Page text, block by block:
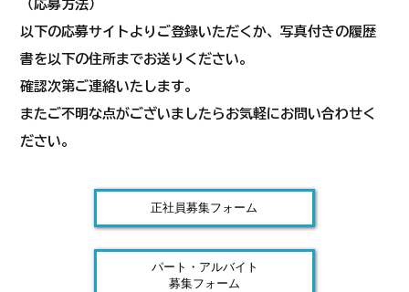
（応募方法）
以下の応募サイトよりご登録いただくか、写真付きの履歴
書を以下の住所までお送りください。
確認次第ご連絡いたします。
​またご不明な点がございましたらお気軽にお問い合わせく
ださい。
正社員募集フォーム
パート・アルバイト
募集フォーム